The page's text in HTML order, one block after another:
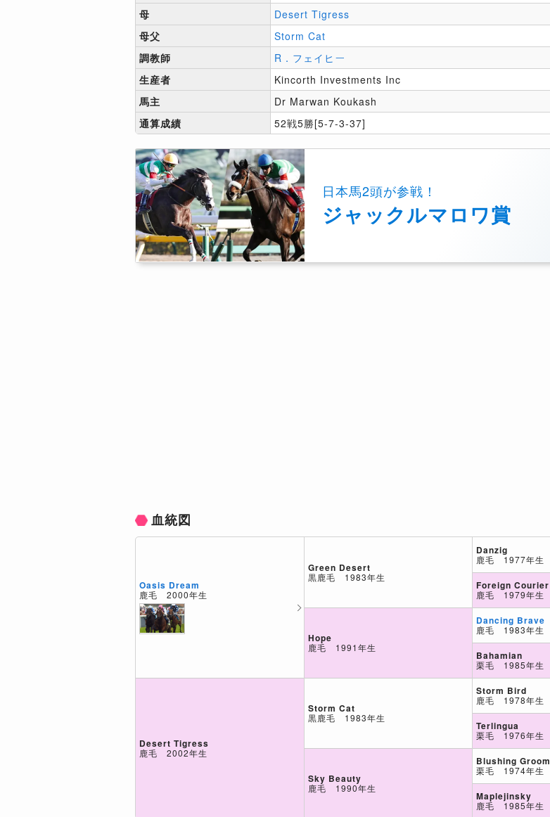
母
Desert Tigress
母父
Storm Cat
調教師
R．フェイヒー
生産者
Kincorth Investments Inc
馬主
Dr Marwan Koukash
通算成績
52戦5勝[5-7-3-37]
日本馬2頭が参戦！
ジャックルマロワ賞
血統図
Oasis Dream
鹿毛 2000年生
Desert Tigress
鹿毛 2002年生
Green Desert
黒鹿毛 1983年生
Hope
鹿毛 1991年生
Storm Cat
黒鹿毛 1983年生
Sky Beauty
鹿毛 1990年生
Danzig
鹿毛 1977年生
Foreign Courier
鹿毛 1979年生
Dancing Brave
鹿毛 1983年生
Bahamian
栗毛 1985年生
Storm Bird
鹿毛 1978年生
Terlingua
栗毛 1976年生
Blushing Groom
栗毛 1974年生
Maplejinsky
鹿毛 1985年生